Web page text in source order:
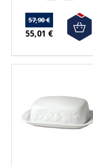
57,90 €
55,01 €